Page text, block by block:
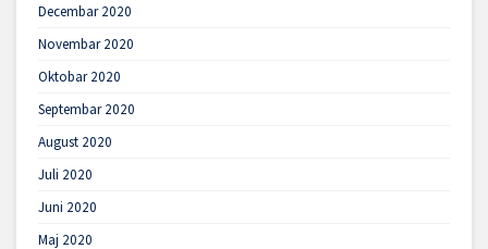
Decembar 2020
Novembar 2020
Oktobar 2020
Septembar 2020
August 2020
Juli 2020
Juni 2020
Maj 2020